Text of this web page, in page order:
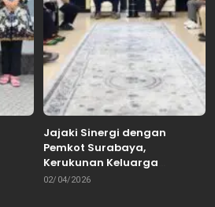
Jajaki Sinergi dengan
Pemkot Surabaya,
Kerukunan Keluarga
Kalimantan Dorong
02/04/2026